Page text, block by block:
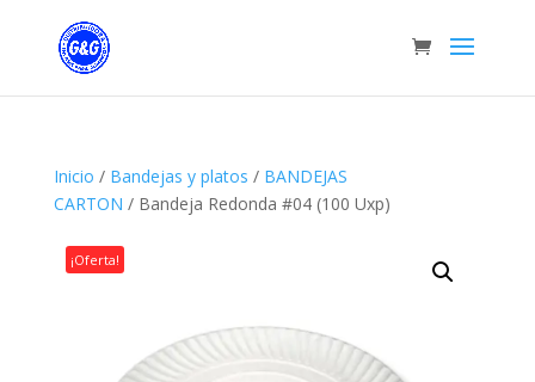
Inicio / Bandejas y platos / BANDEJAS
CARTON / Bandeja Redonda #04 (100 Uxp)
¡Oferta!